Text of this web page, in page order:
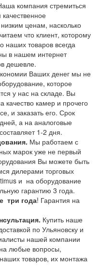
компания стремиться
ценам, насколько
что клиент, которому
наших товаров всегда
в нашем интернет
дешевле.
Ваших денег мы не
которое
у нас на складе. Вы
качество камер и прочего
и заказать его. Срок
а на аналоговые
1-2 дня.
Мы работаем с
марок уже не первый
Вы можете быть
дилерами торговых
и на оборудование
гарантию 3 года.
три года! Гарантия на
Купить наше
по Ульяновску и
нашей компании
на любые вопросы,
товаров, их монтажа